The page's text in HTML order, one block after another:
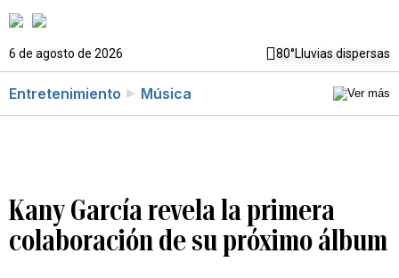
6 de agosto de 2026 80°Lluvias dispersas
Entretenimiento Música
Kany García revela la primera
colaboración de su próximo álbum